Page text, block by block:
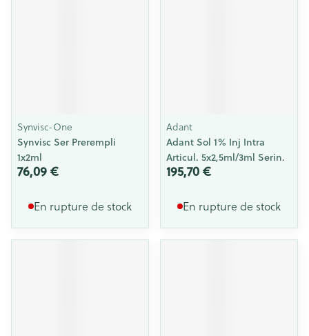
Synvisc-One
Synvisc Ser Prerempli
1x2ml
76,09 €
En rupture de stock
Adant
Adant Sol 1% Inj Intra
Articul. 5x2,5ml/3ml Serin.
195,70 €
En rupture de stock